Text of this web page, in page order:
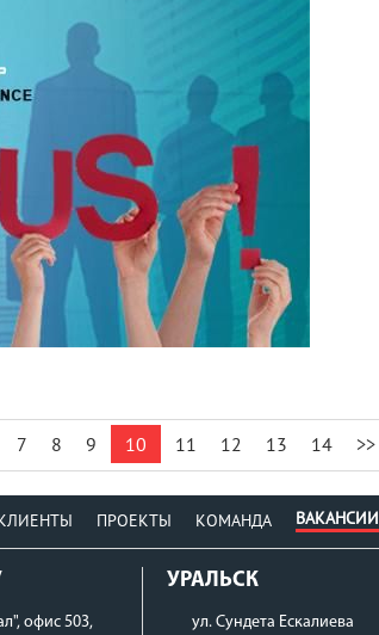
7 8 9 10 11 12 13 14 >>
ПРОЕКТЫ КОМАНДА ВАКАНСИИ
офис 503,
УРАЛЬСК
ул. Сундета Ескалиева